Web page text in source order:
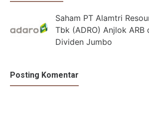
Saham PT Alamtri
Tbk (ADRO) Anjlok ARB
Dividen Jumbo
Posting Komentar